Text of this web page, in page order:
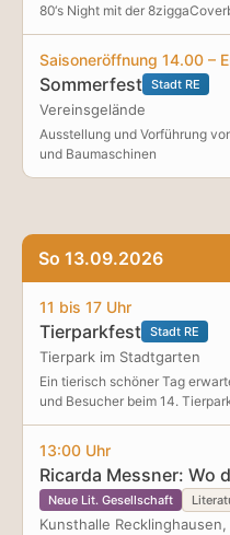
80‘s Night mit der
Saisoneröffnung 14.00 –
Sommerfest Stadt RE
Vereinsgelände
Ausstellung und Vorführung
und Baumaschinen
So 13.09.2026
11 bis 17 Uhr
Tierparkfest Stadt RE
Tierpark im Stadtgarten
Ein tierisch schöner Tag
und Besucher beim 14.
Uhr dreht sich alles um
Mitmachaktionen und beste
Bastelstationen, auf
Pflanzenwelt oder beim
beeindruckenden
jede Menge zu erleben.
13:00 Uhr
Ricarda Messner: Wo
Neue Lit. Gesellschaft
Kunsthalle